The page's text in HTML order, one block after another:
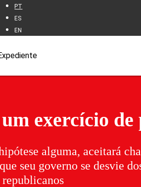
PT
ES
EN
exercício de
alguma, aceitará
seu governo se desvie
republicanos